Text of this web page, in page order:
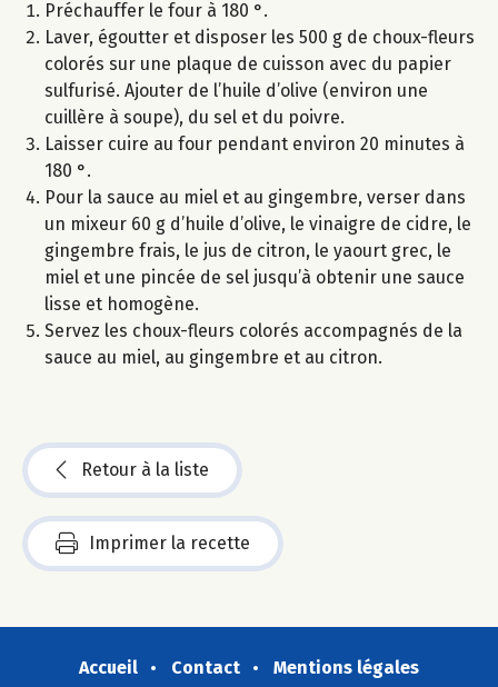
Préchauffer le four à 180 °.
Laver, égoutter et disposer les 500 g de choux-fleurs
colorés sur une plaque de cuisson avec du papier
sulfurisé. Ajouter de l’huile d’olive (environ une
cuillère à soupe), du sel et du poivre.
Laisser cuire au four pendant environ 20 minutes à
180 °.
Pour la sauce au miel et au gingembre, verser dans
un mixeur 60 g d’huile d’olive, le vinaigre de cidre, le
gingembre frais, le jus de citron, le yaourt grec, le
miel et une pincée de sel jusqu’à obtenir une sauce
lisse et homogène.
Servez les choux-fleurs colorés accompagnés de la
sauce au miel, au gingembre et au citron.
Retour à la liste
Imprimer la recette
Accueil Contact
Mentions légales